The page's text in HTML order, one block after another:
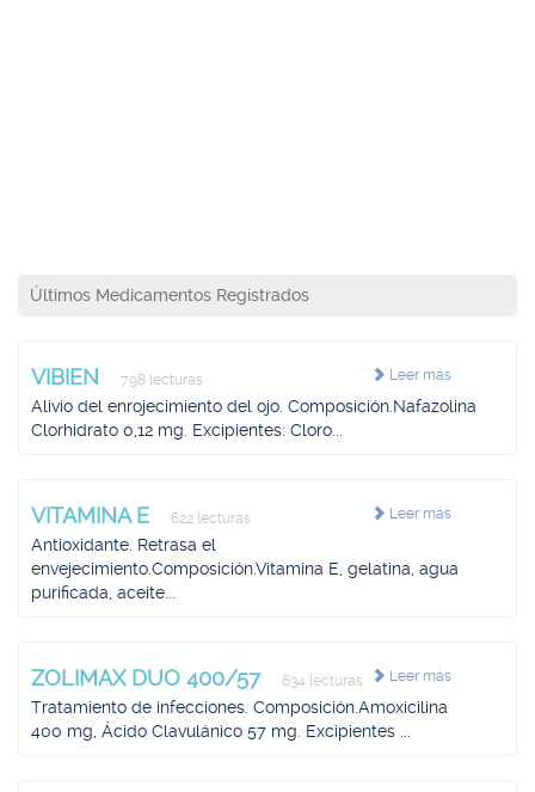
Últimos Medicamentos Registrados
Leer más
VIBIEN 798 lecturas
Alivio del enrojecimiento del ojo. Composición.Nafazolina
Clorhidrato 0,12 mg. Excipientes: Cloro...
Leer más
VITAMINA E 622 lecturas
Antioxidante. Retrasa el
envejecimiento.Composición.Vitamina E, gelatina, agua
purificada, aceite...
Leer más
ZOLIMAX DUO 400/57 634 lecturas
Tratamiento de infecciones. Composición.Amoxicilina
400 mg, Ácido Clavulánico 57 mg. Excipientes ...